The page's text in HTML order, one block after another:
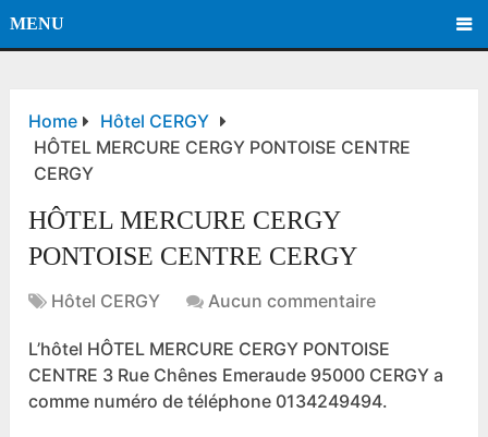
MENU
Home
Hôtel CERGY
HÔTEL MERCURE CERGY PONTOISE CENTRE
CERGY
HÔTEL MERCURE CERGY
PONTOISE CENTRE CERGY
Hôtel CERGY Aucun commentaire
L’hôtel HÔTEL MERCURE CERGY PONTOISE
CENTRE 3 Rue Chênes Emeraude 95000 CERGY a
comme numéro de téléphone 0134249494.